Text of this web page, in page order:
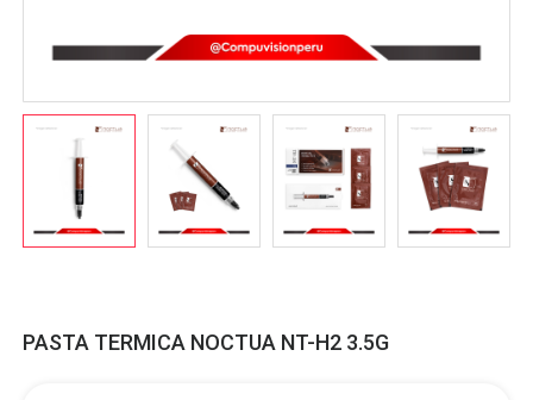
PASTA TERMICA NOCTUA NT-H2 3.5G